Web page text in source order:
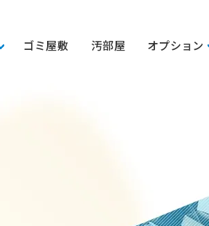
ゴミ屋敷 汚部屋 オプション